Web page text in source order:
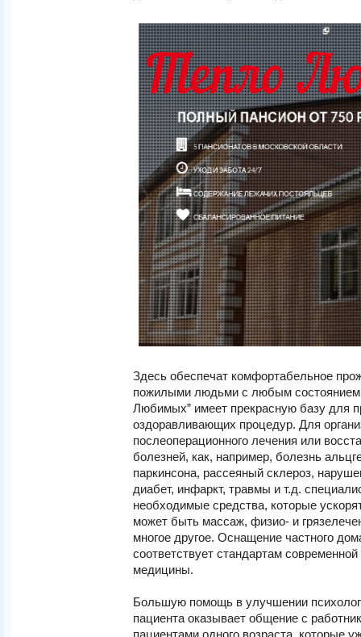
Здесь обеспечат комфортабельное
пожилыми людьми с любым состоянием
Любимых” имеет прекрасную базу для
оздоравливающих процедур. Для
послеоперационного лечения или
болезней, как, например, болезнь
паркинсона, рассеяный склероз,
диабет, инфаркт, травмы и т.д.
необходимые средства, которые
может быть массаж, физио- и
многое другое. Оснащение частного
соответствует стандартам
медицины.
Большую помощь в улучшении
пациента оказывает общение с